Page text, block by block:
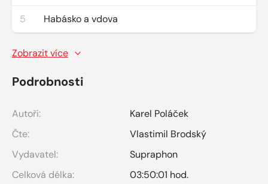
5 Habásko a vdova
Zobrazit více
Podrobnosti
Autoři:
Karel Poláček
Čte:
Vlastimil Brodský
Vydavatel:
Supraphon
Celková délka:
03:50:01 hod.